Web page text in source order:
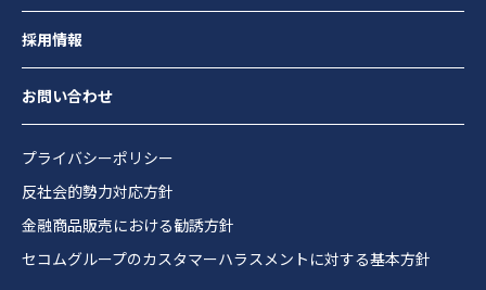
採用情報
お問い合わせ
プライバシーポリシー
反社会的勢力対応方針
金融商品販売における勧誘方針
セコムグループのカスタマーハラスメントに対する基本方針